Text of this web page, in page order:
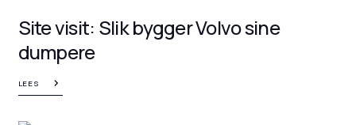
Site visit: Slik bygger Volvo sine
dumpere
LEES